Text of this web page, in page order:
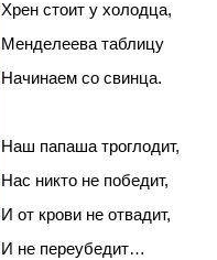
Хрен стоит у холодца,
Менделеева таблицу
Начинаем со свинца.
Наш папаша троглодит,
Нас никто не победит,
И от крови не отвадит,
И не переубедит…